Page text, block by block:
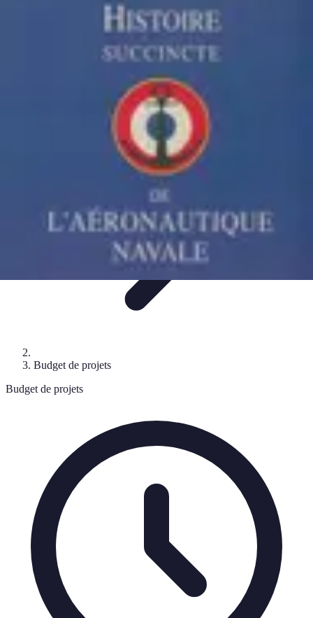
Gestion du BudgetGestion de budget
Gestion de Budget
Budget de projets
Budget de projets